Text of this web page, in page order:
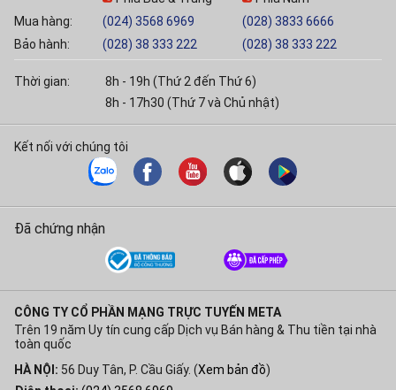
Mua hàng:
Bảo hành:
(024) 3568 6969
(028) 38 333 222
(028) 3833 6666
(028) 38 333 222
Thời gian:
8h - 19h (Thứ 2 đến Thứ 6)
8h - 17h30 (Thứ 7 và Chủ nhật)
Kết nối với chúng tôi
Đã chứng nhận
CÔNG TY CỔ PHẦN MẠNG TRỰC TUYẾN META
Trên 19 năm Uy tín cung cấp Dịch vụ Bán hàng & Thu tiền tại nhà
toàn quốc
HÀ NỘI: 56 Duy Tân, P. Cầu Giấy. (Xem bản đồ)